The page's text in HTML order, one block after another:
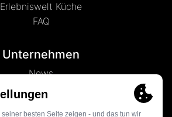
Erlebniswelt Küche
FAQ
Unternehmen
News
Kontakt